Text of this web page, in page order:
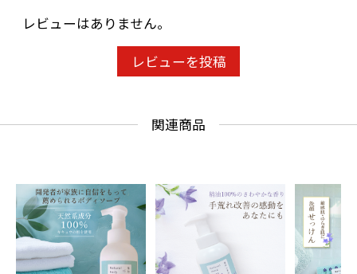
レビューはありません。
レビューを投稿
関連商品